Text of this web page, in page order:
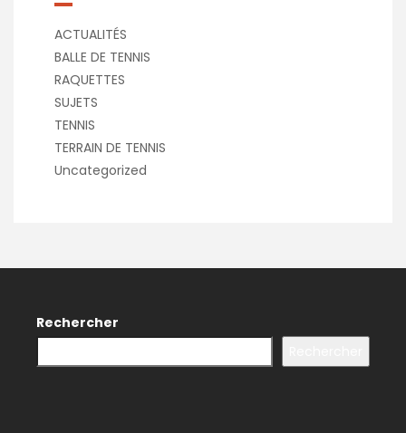
ACTUALITÉS
BALLE DE TENNIS
RAQUETTES
SUJETS
TENNIS
TERRAIN DE TENNIS
Uncategorized
Rechercher